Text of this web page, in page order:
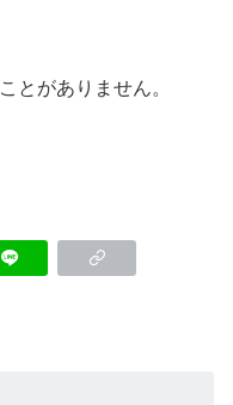
とがありません。